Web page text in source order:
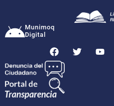
Munimoq
Digital